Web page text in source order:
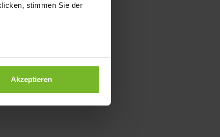
stimmen Sie der
Akzeptieren